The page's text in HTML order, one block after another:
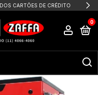
CARTÕES DE CRÉDITO
0